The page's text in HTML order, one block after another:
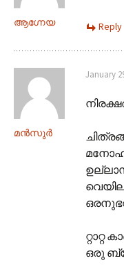
ആഗ്നേയ Reply
മന്‍സുര്‍
January
ഒരു